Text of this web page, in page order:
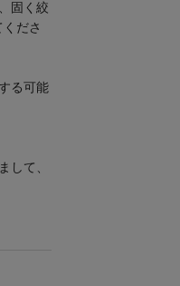
固く絞
ださ
る可能
して、